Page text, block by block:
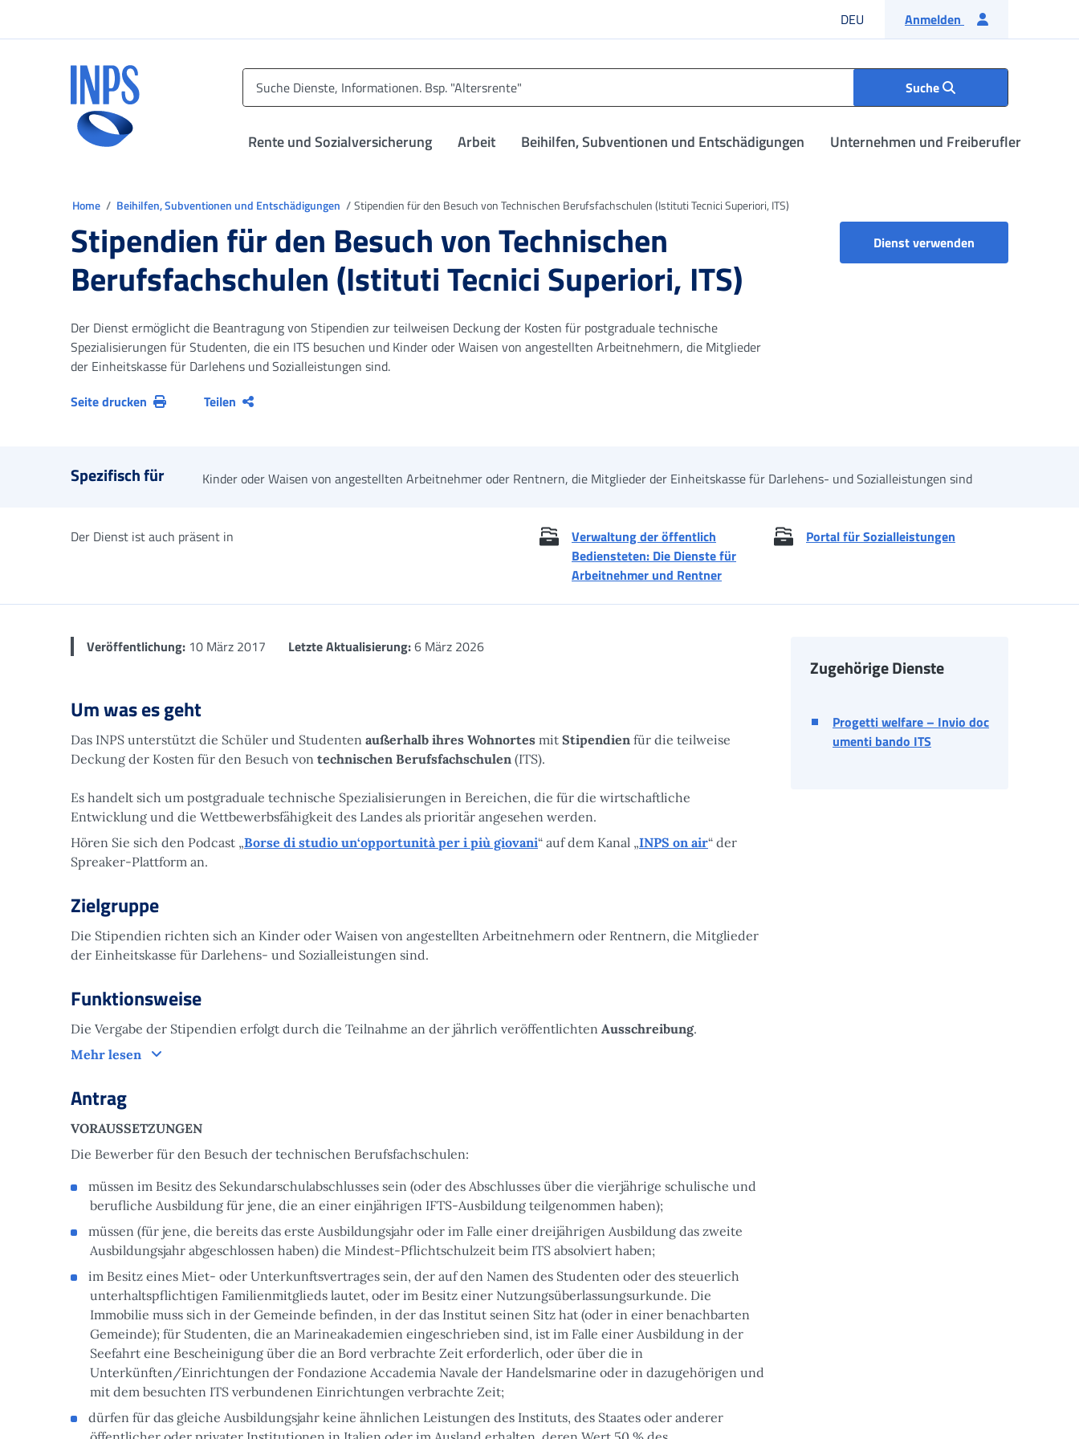
DEU Deutsche Sprache
Anmelden
Suche
Rente und Sozialversicherung Arbeit Beihilfen, Subventionen und Entschädigungen Unternehmen und Freiberufler
Home Beihilfen, Subventionen und Entschädigungen Stipendien für den Besuch von Technischen Berufsfachschulen (Istituti Tecnici Superiori, ITS)
Stipendien für den Besuch von Technischen
Berufsfachschulen (Istituti Tecnici Superiori, ITS)
Dienst verwenden
Der Dienst ermöglicht die Beantragung von Stipendien zur teilweisen Deckung der Kosten für postgraduale technische
Spezialisierungen für Studenten, die ein ITS besuchen und Kinder oder Waisen von angestellten Arbeitnehmern, die Mitglieder
der Einheitskasse für Darlehens und Sozialleistungen sind.
Seite drucken
Teilen
Spezifisch für Kinder oder Waisen von angestellten Arbeitnehmer oder Rentnern, die Mitglieder der Einheitskasse für Darlehens- und Sozialleistungen sind
Der Dienst ist auch präsent in
Verwaltung der öffentlich
Bediensteten: Die Dienste für
Arbeitnehmer und Rentner
Portal für Sozialleistungen
Veröffentlichung: 10 März 2017 Letzte Aktualisierung:6 März 2026
Um was es geht
Das INPS unterstützt die Schüler und Studenten außerhalb ihres Wohnortes mit Stipendien für die teilweise
Deckung der Kosten für den Besuch von technischen Berufsfachschulen (ITS).
Es handelt sich um postgraduale technische Spezialisierungen in Bereichen, die für die wirtschaftliche
Entwicklung und die Wettbewerbsfähigkeit des Landes als prioritär angesehen werden.
Hören Sie sich den Podcast „Borse di studio un‘opportunità per i più giovani“ auf dem Kanal „INPS on air“ der
Spreaker-Plattform an.
Zielgruppe
Die Stipendien richten sich an Kinder oder Waisen von angestellten Arbeitnehmern oder Rentnern, die Mitglieder
der Einheitskasse für Darlehens- und Sozialleistungen sind.
Funktionsweise
Die Vergabe der Stipendien erfolgt durch die Teilnahme an der jährlich veröffentlichten Ausschreibung.
Mehr lesen
Funktionsweise
Antrag
VORAUSSETZUNGEN
Die Bewerber für den Besuch der technischen Berufsfachschulen:
müssen im Besitz des Sekundarschulabschlusses sein (oder des Abschlusses über die vierjährige schulische und
berufliche Ausbildung für jene, die an einer einjährigen IFTS-Ausbildung teilgenommen haben);
müssen (für jene, die bereits das erste Ausbildungsjahr oder im Falle einer dreijährigen Ausbildung das zweite
Ausbildungsjahr abgeschlossen haben) die Mindest-Pflichtschulzeit beim ITS absolviert haben;
im Besitz eines Miet- oder Unterkunftsvertrages sein, der auf den Namen des Studenten oder des steuerlich
unterhaltspflichtigen Familienmitglieds lautet, oder im Besitz einer Nutzungsüberlassungsurkunde. Die
Immobilie muss sich in der Gemeinde befinden, in der das Institut seinen Sitz hat (oder in einer benachbarten
Gemeinde); für Studenten, die an Marineakademien eingeschrieben sind, ist im Falle einer Ausbildung in der
Seefahrt eine Bescheinigung über die an Bord verbrachte Zeit erforderlich, oder über die in
Unterkünften/Einrichtungen der Fondazione Accademia Navale der Handelsmarine oder in dazugehörigen und
mit dem besuchten ITS verbundenen Einrichtungen verbrachte Zeit;
dürfen für das gleiche Ausbildungsjahr keine ähnlichen Leistungen des Instituts, des Staates oder anderer
Zugehörige Dienste
Progetti welfare – Invio doc
umenti bando ITS